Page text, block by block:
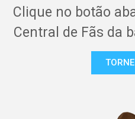
Clique no botão
Central de Fãs da